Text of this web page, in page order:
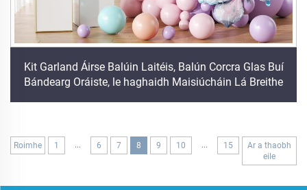
Kit Garland Áirse Balúin Laitéis, Balún Corcra Glas Buí
Bándearg Oráiste, le haghaidh Maisiúcháin Lá Breithe
Roimhe 1 ... 6 7 8 9 10 ... 15
Ar a thaobh
eile